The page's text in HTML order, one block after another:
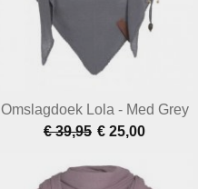
Omslagdoek Lola - Med Grey
€ 39,95 € 25,00